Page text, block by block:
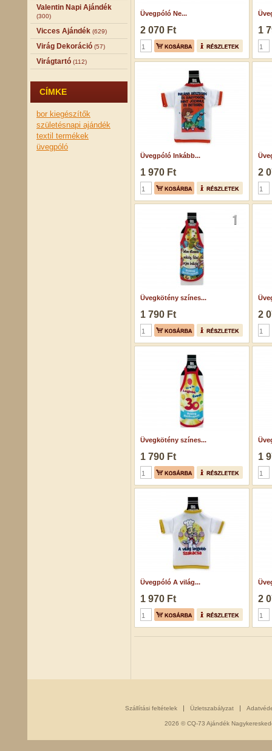
Valentin Napi Ajándék
(300)
Vicces Ajándék (629)
Virág Dekoráció (57)
Virágtartó (112)
CÍMKE
bor kiegészítők
születésnapi ajándék
textil termékek
üvegpóló
Üvegpóló Ne...
2 070 Ft 1
Üvegpóló Inkább...
1 970 Ft 2
Üvegkötény színes...
1 790 Ft 2
Üvegkötény színes...
1 790 Ft 1
Üvegpóló A világ...
1 970 Ft 2
Szállítási feltételek Üzletszabályzat
2026 © CQ-73 Ajándék